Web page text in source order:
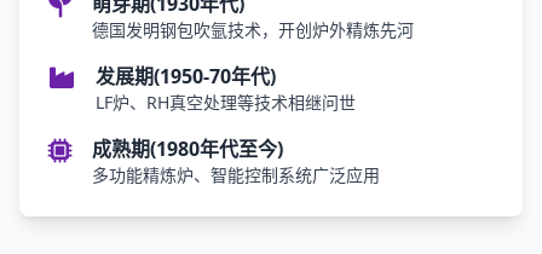
德国发明钢包吹氩技术，开创炉外精炼先河
发展期(1950-70年代)
LF炉、RH真空处理等技术相继问世
成熟期(1980年代至今)
多功能精炼炉、智能控制系统广泛应用